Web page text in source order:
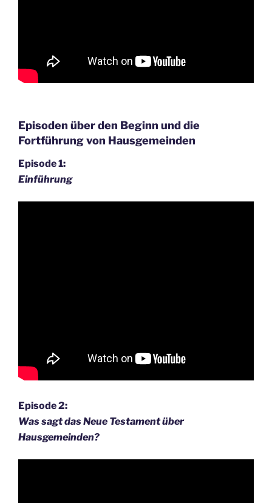
Episoden über den Beginn und die
Fortführung von Hausgemeinden
Episode 1:
Einführung
Episode 2:
Was sagt das Neue Testament über
Hausgemeinden?